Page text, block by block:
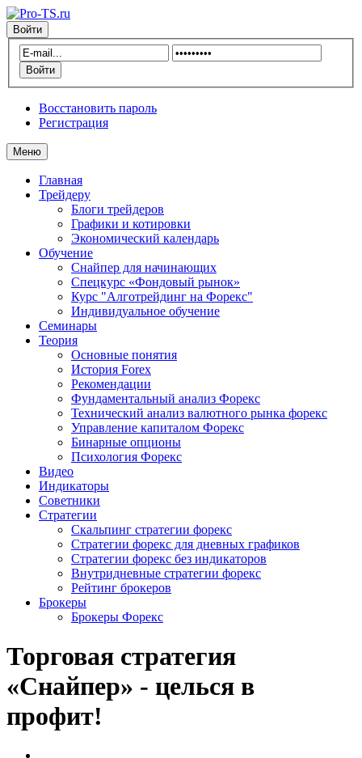
Войти
Восстановить пароль
Регистрация
Меню
Главная
Трейдеру
Блоги трейдеров
Графики и котировки
Экономический календарь
Обучение
Снайпер для начинающих
Спецкурс «Фондовый рынок»
Курс "Алготрейдинг на Форекс"
Индивидуальное обучение
Семинары
Теория
Основные понятия
История Forex
Рекомендации
Фундаментальный анализ Форекс
Технический анализ валютного рынка форекс
Управление капиталом Форекс
Бинарные опционы
Психология Форекс
Видео
Индикаторы
Советники
Стратегии
Скальпинг стратегии форекс
Стратегии форекс для дневных графиков
Стратегии форекс без индикаторов
Внутридневные стратегии форекс
Рейтинг брокеров
Брокеры
Брокеры Форекс
Торговая стратегия
«Снайпер» - целься в
профит!